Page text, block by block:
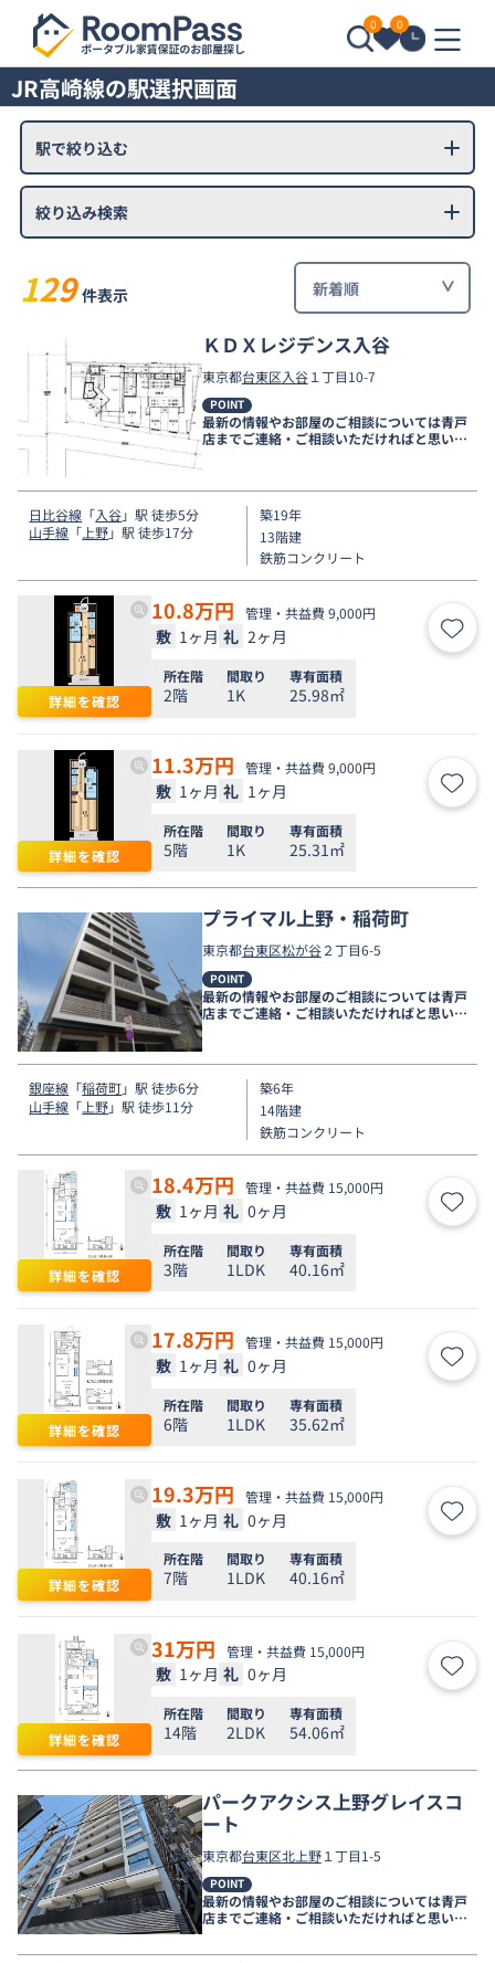
0 0
JR高崎線の駅選択画面
駅で絞り込む
絞り込み検索
129 件表示
ＫＤＸレジデンス入谷
東京都台東区入谷１丁目10-7
POINT
最新の情報やお部屋のご相談については青戸
店までご連絡・ご相談いただければと思いま
日比谷線 「入谷」駅 徒歩5分
山手線 「上野」駅 徒歩17分
築19年
13階建
鉄筋コンクリート
詳細を確認
10.8万円 管理・共益費 9,000円
敷 1ヶ月 礼 2ヶ月 お気
所在階
2階
間取り
1K
専有面積
25.98㎡
詳細を確認
11.3万円 管理・共益費 9,000円
敷 1ヶ月 礼 1ヶ月 お気
所在階
5階
間取り
1K
専有面積
25.31㎡
プライマル上野・稲荷町
東京都台東区松が谷２丁目6-5
POINT
最新の情報やお部屋のご相談については青戸
店までご連絡・ご相談いただければと思いま
す。
銀座線 「稲荷町」駅 徒歩6分
山手線 「 上野」駅 徒歩11分
築6年
14階建
鉄筋コンクリート
詳細を確認
18.4万円 管理・共益費 15,000円
敷 1ヶ月 礼 0ヶ月 お気
所在階
3階
間取り
1LDK
専有面積
40.16㎡
詳細を確認
17.8万円 管理・共益費 15,000円
敷 1ヶ月 礼 0ヶ月 お気
所在階
6階
間取り
1LDK
専有面積
35.62㎡
詳細を確認
19.3万円 管理・共益費 15,000円
敷 1ヶ月 礼 0ヶ月 お気
所在階
7階
間取り
1LDK
専有面積
40.16㎡
詳細を確認
31万円 管理・共益費 15,000円
敷 1ヶ月 礼 0ヶ月 お気
所在階
14階
間取り
2LDK
専有面積
54.06㎡
パークアクシス上野グレイスコ
ート
東京都台東区北上野１丁目1-5
POINT
最新の情報やお部屋のご相談については青戸
店までご連絡・ご相談いただければと思いま
す。